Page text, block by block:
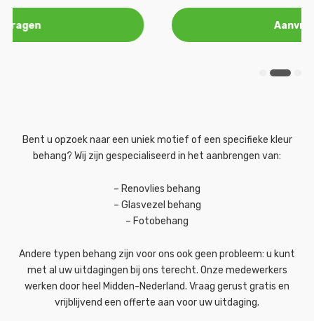
Aanvragen
Bent u opzoek naar een uniek motief of een specifieke kleur
behang? Wij zijn gespecialiseerd in het aanbrengen van:
– Renovlies behang
– Glasvezel behang
– Fotobehang
Andere typen behang zijn voor ons ook geen probleem: u kunt
met al uw uitdagingen bij ons terecht. Onze medewerkers
werken door heel Midden-Nederland. Vraag gerust gratis en
vrijblijvend een offerte aan voor uw uitdaging.